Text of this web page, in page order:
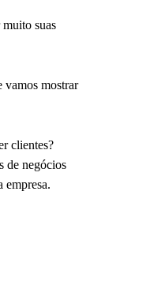
suas
vamos mostrar
clientes?
de negócios
empresa.